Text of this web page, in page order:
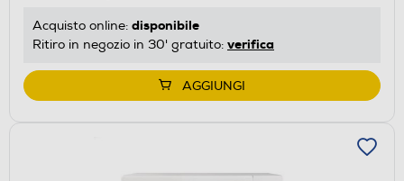
Acquisto online: disponibile
Ritiro in negozio in 30' gratuito: verifica
AGGIUNGI